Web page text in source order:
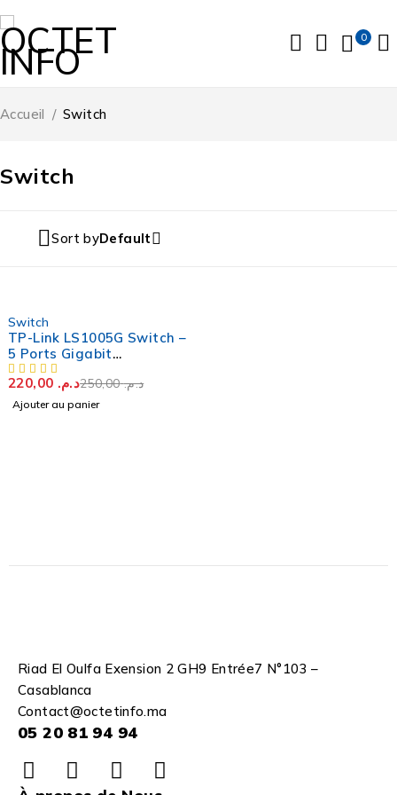
0
Switch
Accueil / Switch
Sort byDefault
Switch
TP-Link LS1005G Switch –
5 Ports Gigabit
10/100/1000 Mbps
د.م.250,00 د.م.
Ajouter au panier
Riad El Oulfa Exension 2 GH9 Entrée7 N°103 –
Casablanca
Contact@octetinfo.ma
05 20 81 94 94